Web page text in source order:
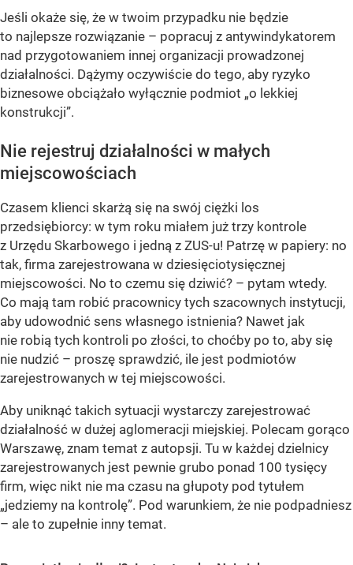
Jeśli okaże się, że w twoim przypadku nie będzie
to najlepsze rozwiązanie – popracuj z antywindykatorem
nad przygotowaniem innej organizacji prowadzonej
działalności. Dążymy oczywiście do tego, aby ryzyko
biznesowe obciążało wyłącznie podmiot „o lekkiej
konstrukcji”.
Nie rejestruj działalności w małych
miejscowościach
Czasem klienci skarżą się na swój ciężki los
przedsiębiorcy: w tym roku miałem już trzy kontrole
z Urzędu Skarbowego i jedną z ZUS-u! Patrzę w papiery: no
tak, firma zarejestrowana w dziesięciotysięcznej
miejscowości. No to czemu się dziwić? – pytam wtedy.
Co mają tam robić pracownicy tych szacownych instytucji,
aby udowodnić sens własnego istnienia? Nawet jak
nie robią tych kontroli po złości, to choćby po to, aby się
nie nudzić – proszę sprawdzić, ile jest podmiotów
zarejestrowanych w tej miejscowości.
Aby uniknąć takich sytuacji wystarczy zarejestrować
działalność w dużej aglomeracji miejskiej. Polecam gorąco
Warszawę, znam temat z autopsji. Tu w każdej dzielnicy
zarejestrowanych jest pewnie grubo ponad 100 tysięcy
firm, więc nikt nie ma czasu na głupoty pod tytułem
„jedziemy na kontrolę”. Pod warunkiem, że nie podpadniesz
– ale to zupełnie inny temat.